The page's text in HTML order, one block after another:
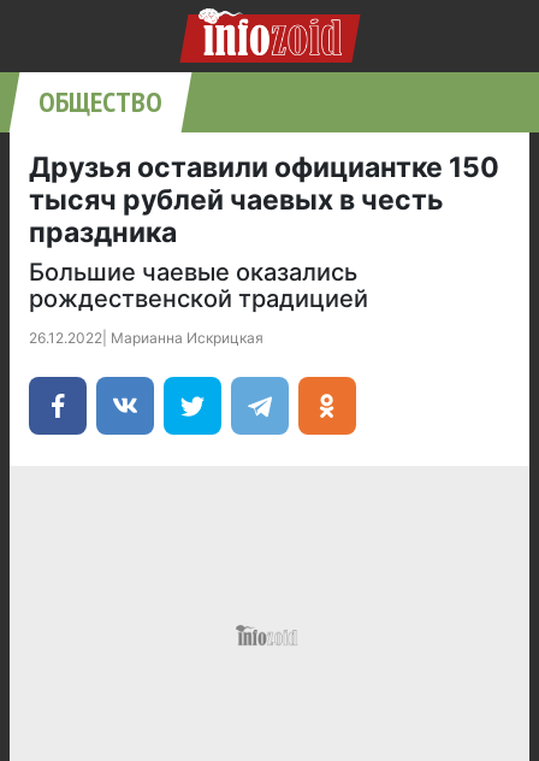
ОБЩЕСТВО
Друзья оставили официантке 150
тысяч рублей чаевых в честь
праздника
Большие чаевые оказались
рождественской традицией
26.12.2022 Марианна Искрицкая